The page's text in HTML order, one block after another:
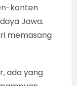
konten
Jawa.
memasang
ada yang